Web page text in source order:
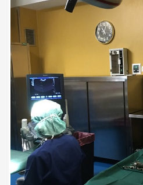
competente.
Paziente
La dottoressa è
competente,
spiegazioni,